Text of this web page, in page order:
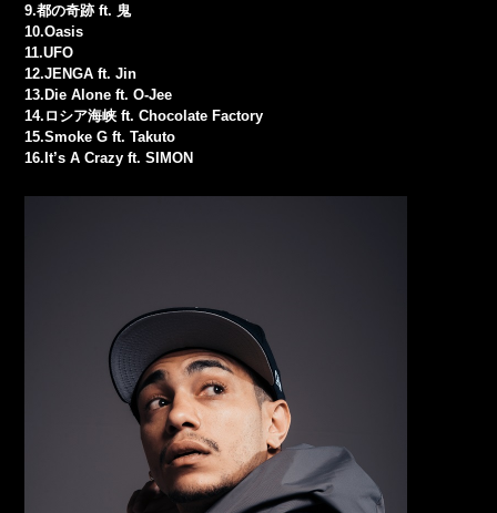
9.都の奇跡 ft. 鬼
10.Oasis
11.UFO
12.JENGA ft. Jin
13.Die Alone ft. O-Jee
14.ロシア海峡 ft. Chocolate Factory
15.Smoke G ft. Takuto
16.It’s A Crazy ft. SIMON